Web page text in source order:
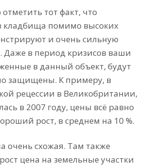
тот факт, что
кладбища помимо высоких
и очень сильную
Даже в период кризисов ваши
в данный объект, будут
защищены. К примеру, в
рецессии в Великобритании,
в 2007 году, цены всё равно
рост, в среднем на 10 %.
очень схожая. Там также
цена на земельные участки